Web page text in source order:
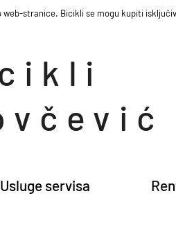
stranice. Bicikli se mogu kupiti
Usluge servisa